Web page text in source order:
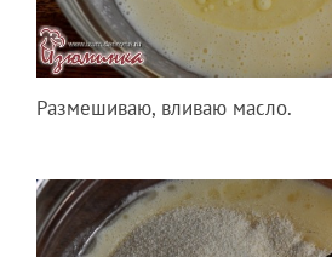
Размешиваю, вливаю масло.